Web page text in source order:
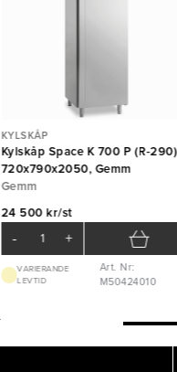
KYLSKÅP
Kylskåp Space K 700 P (R-
720x790x2050, Gemm
Gemm
24 500 kr/st
- +
VARIERANDE
LEVTID
Art. Nr:
M50424010